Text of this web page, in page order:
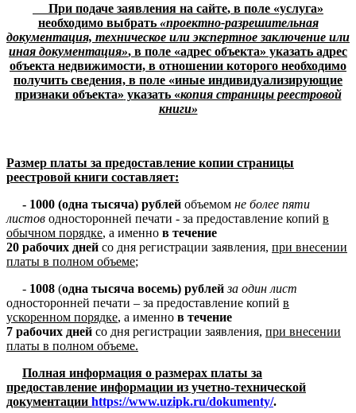
При подаче заявления на сайте, в поле «услуга»
необходимо выбрать «проектно-разрешительная
документация, техническое или экспертное заключение или
иная документация», в поле «адрес объекта» указать адрес
объекта недвижимости, в отношении которого необходимо
получить сведения, в поле «иные индивидуализирующие
признаки объекта» указать «копия страницы реестровой
книги»
Размер платы за предоставление копии страницы
реестровой книги составляет:
- 1000 (одна тысяча) рублей объемом не более пяти
листов односторонней печати - за предоставление копий в
обычном порядке, а именно в течение
20 рабочих дней со дня регистрации заявления, при внесении
платы в полном объеме;
- 1008 (одна тысяча восемь) рублей за один лист
односторонней печати – за предоставление копий в
ускоренном порядке, а именно в течение
7 рабочих дней со дня регистрации заявления, при внесении
платы в полном объеме.
Полная информация о размерах платы за
предоставление информации из учетно-технической
документации https://www.uzipk.ru/dokumenty/.